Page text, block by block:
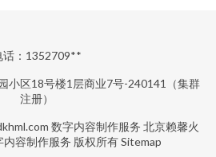
话：1352709**
小区18号楼1层商业7号-240141（集群
注册）
数字内容制作服务 北京赖馨火
内容制作服务 版权所有Sitemap